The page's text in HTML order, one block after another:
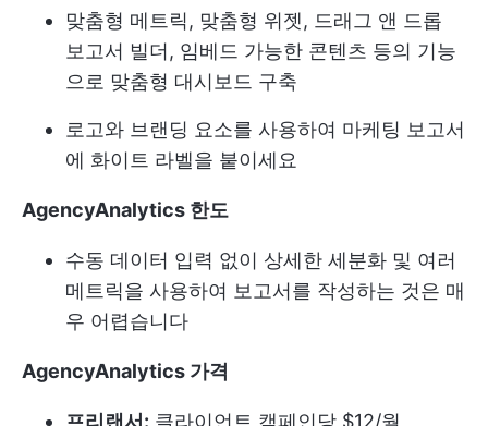
맞춤형 메트릭, 맞춤형 위젯, 드래그 앤 드롭
보고서 빌더, 임베드 가능한 콘텐츠 등의 기능
으로 맞춤형 대시보드 구축
로고와 브랜딩 요소를 사용하여 마케팅 보고서
에 화이트 라벨을 붙이세요
AgencyAnalytics 한도
수동 데이터 입력 없이 상세한 세분화 및 여러
메트릭을 사용하여 보고서를 작성하는 것은 매
우 어렵습니다
AgencyAnalytics 가격
프리랜서: 클라이언트 캠페인당 $12/월